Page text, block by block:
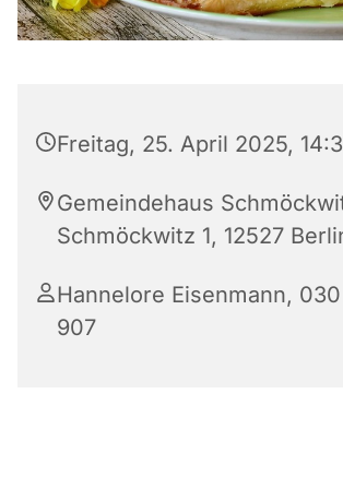
Freitag, 25. April 2025,
Gemeindehaus
Schmöckwitz 1, 12527
Hannelore Eisenmann,
907